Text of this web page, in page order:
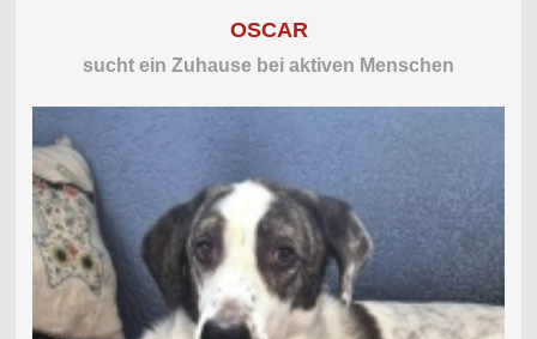
OSCAR
sucht ein Zuhause bei aktiven Menschen